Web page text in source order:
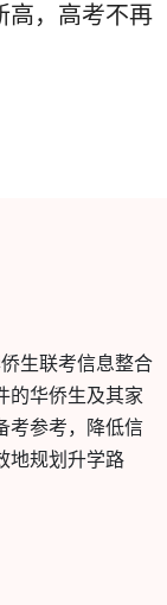
高，高考不再
生联考信息整合
的华侨生及其家
考参考，降低信
地规划升学路